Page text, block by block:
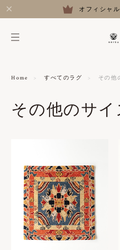
オフィシャ
Home すべてのラグ その他
その他のサイ